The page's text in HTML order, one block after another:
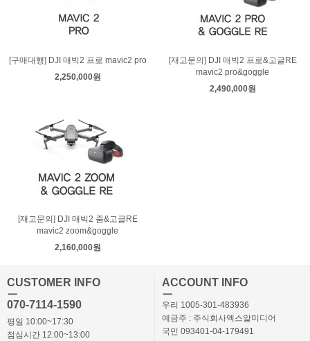
[구매대행] DJI 매빅2 프로 mavic2 pro
2,250,000원
[재고문의] DJI 매빅2 프로&고글RE
mavic2 pro&goggle
2,490,000원
[재고문의] DJI 매빅2 줌&고글RE
mavic2 zoom&goggle
2,160,000원
CUSTOMER INFO
ㅡ
070-7114-1590
평일 10:00~17:30
점심시간 12:00~13:00
ACCOUNT INFO
ㅡ
우리 1005-301-483936
예금주 : 주식회사엑스알미디어
국민 093401-04-179491